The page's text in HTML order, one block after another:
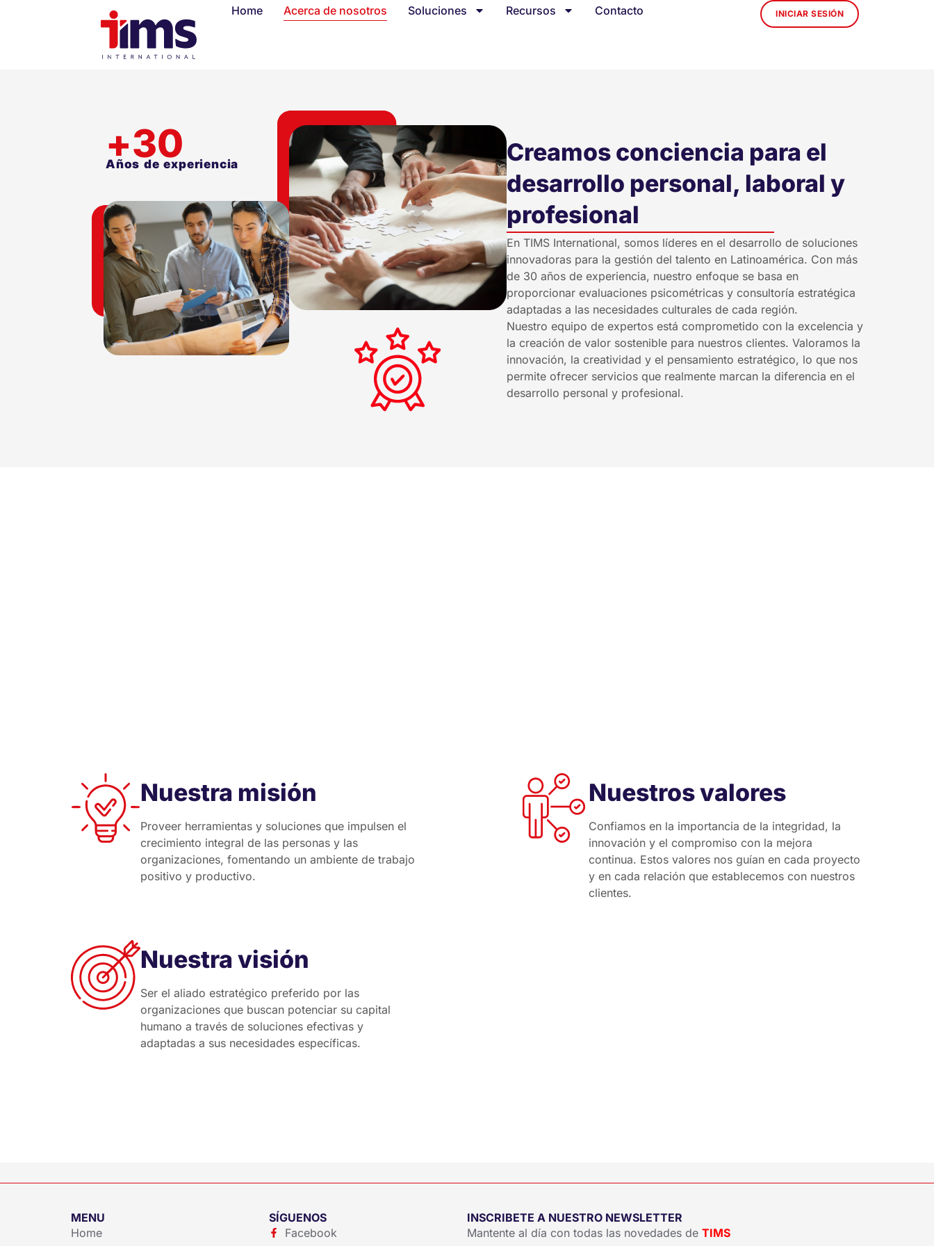
Home Acerca de nosotros Soluciones Recursos Contacto INICIAR SESIÓN
Años de experiencia
+30
Creamos conciencia para el
desarrollo personal, laboral y
profesional
En TIMS International, somos líderes en el desarrollo de soluciones
innovadoras para la gestión del talento en Latinoamérica. Con más
de 30 años de experiencia, nuestro enfoque se basa en
proporcionar evaluaciones psicométricas y consultoría estratégica
adaptadas a las necesidades culturales de cada región.
Nuestro equipo de expertos está comprometido con la excelencia y
la creación de valor sostenible para nuestros clientes. Valoramos la
innovación, la creatividad y el pensamiento estratégico, lo que nos
permite ofrecer servicios que realmente marcan la diferencia en el
desarrollo personal y profesional.
Nuestra misión
Proveer herramientas y soluciones que impulsen el
crecimiento integral de las personas y las
organizaciones, fomentando un ambiente de trabajo
positivo y productivo.
Nuestra visión
Ser el aliado estratégico preferido por las
organizaciones que buscan potenciar su capital
humano a través de soluciones efectivas y
adaptadas a sus necesidades específicas.
Nuestros valores
Confiamos en la importancia de la integridad, la
innovación y el compromiso con la mejora
continua. Estos valores nos guían en cada proyecto
y en cada relación que establecemos con nuestros
clientes.
MENU
Home
SÍGUENOS
Facebook
INSCRIBETE A NUESTRO NEWSLETTER
Mantente al día con todas las novedades de TIMS